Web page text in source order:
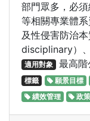
部門眾多，必
等相關專業體
及性侵害防治
disciplinary）
適用對象 最高階
標籤 願景目標
績效管理
政